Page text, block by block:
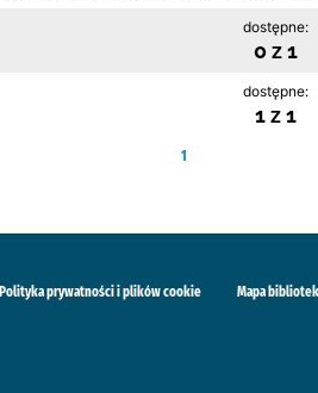
dostępne:
0 z 1
dostępne:
1 z 1
1
Polityka prywatności i plików cookie Mapa bibliotek